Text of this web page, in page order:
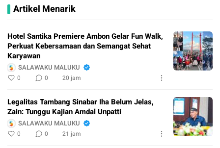
Artikel Menarik
Hotel Santika Premiere Ambon Gelar Fun Walk,
Perkuat Kebersamaan dan Semangat Sehat
Karyawan
SALAWAKU MALUKU
0 0 20 jam
Legalitas Tambang Sinabar Iha Belum Jelas,
Zain: Tunggu Kajian Amdal Unpatti
SALAWAKU MALUKU
0 0 21 jam